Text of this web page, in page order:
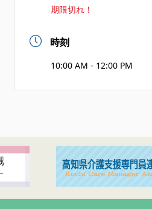
期限切れ！
時刻
10:00 AM - 12:00 PM